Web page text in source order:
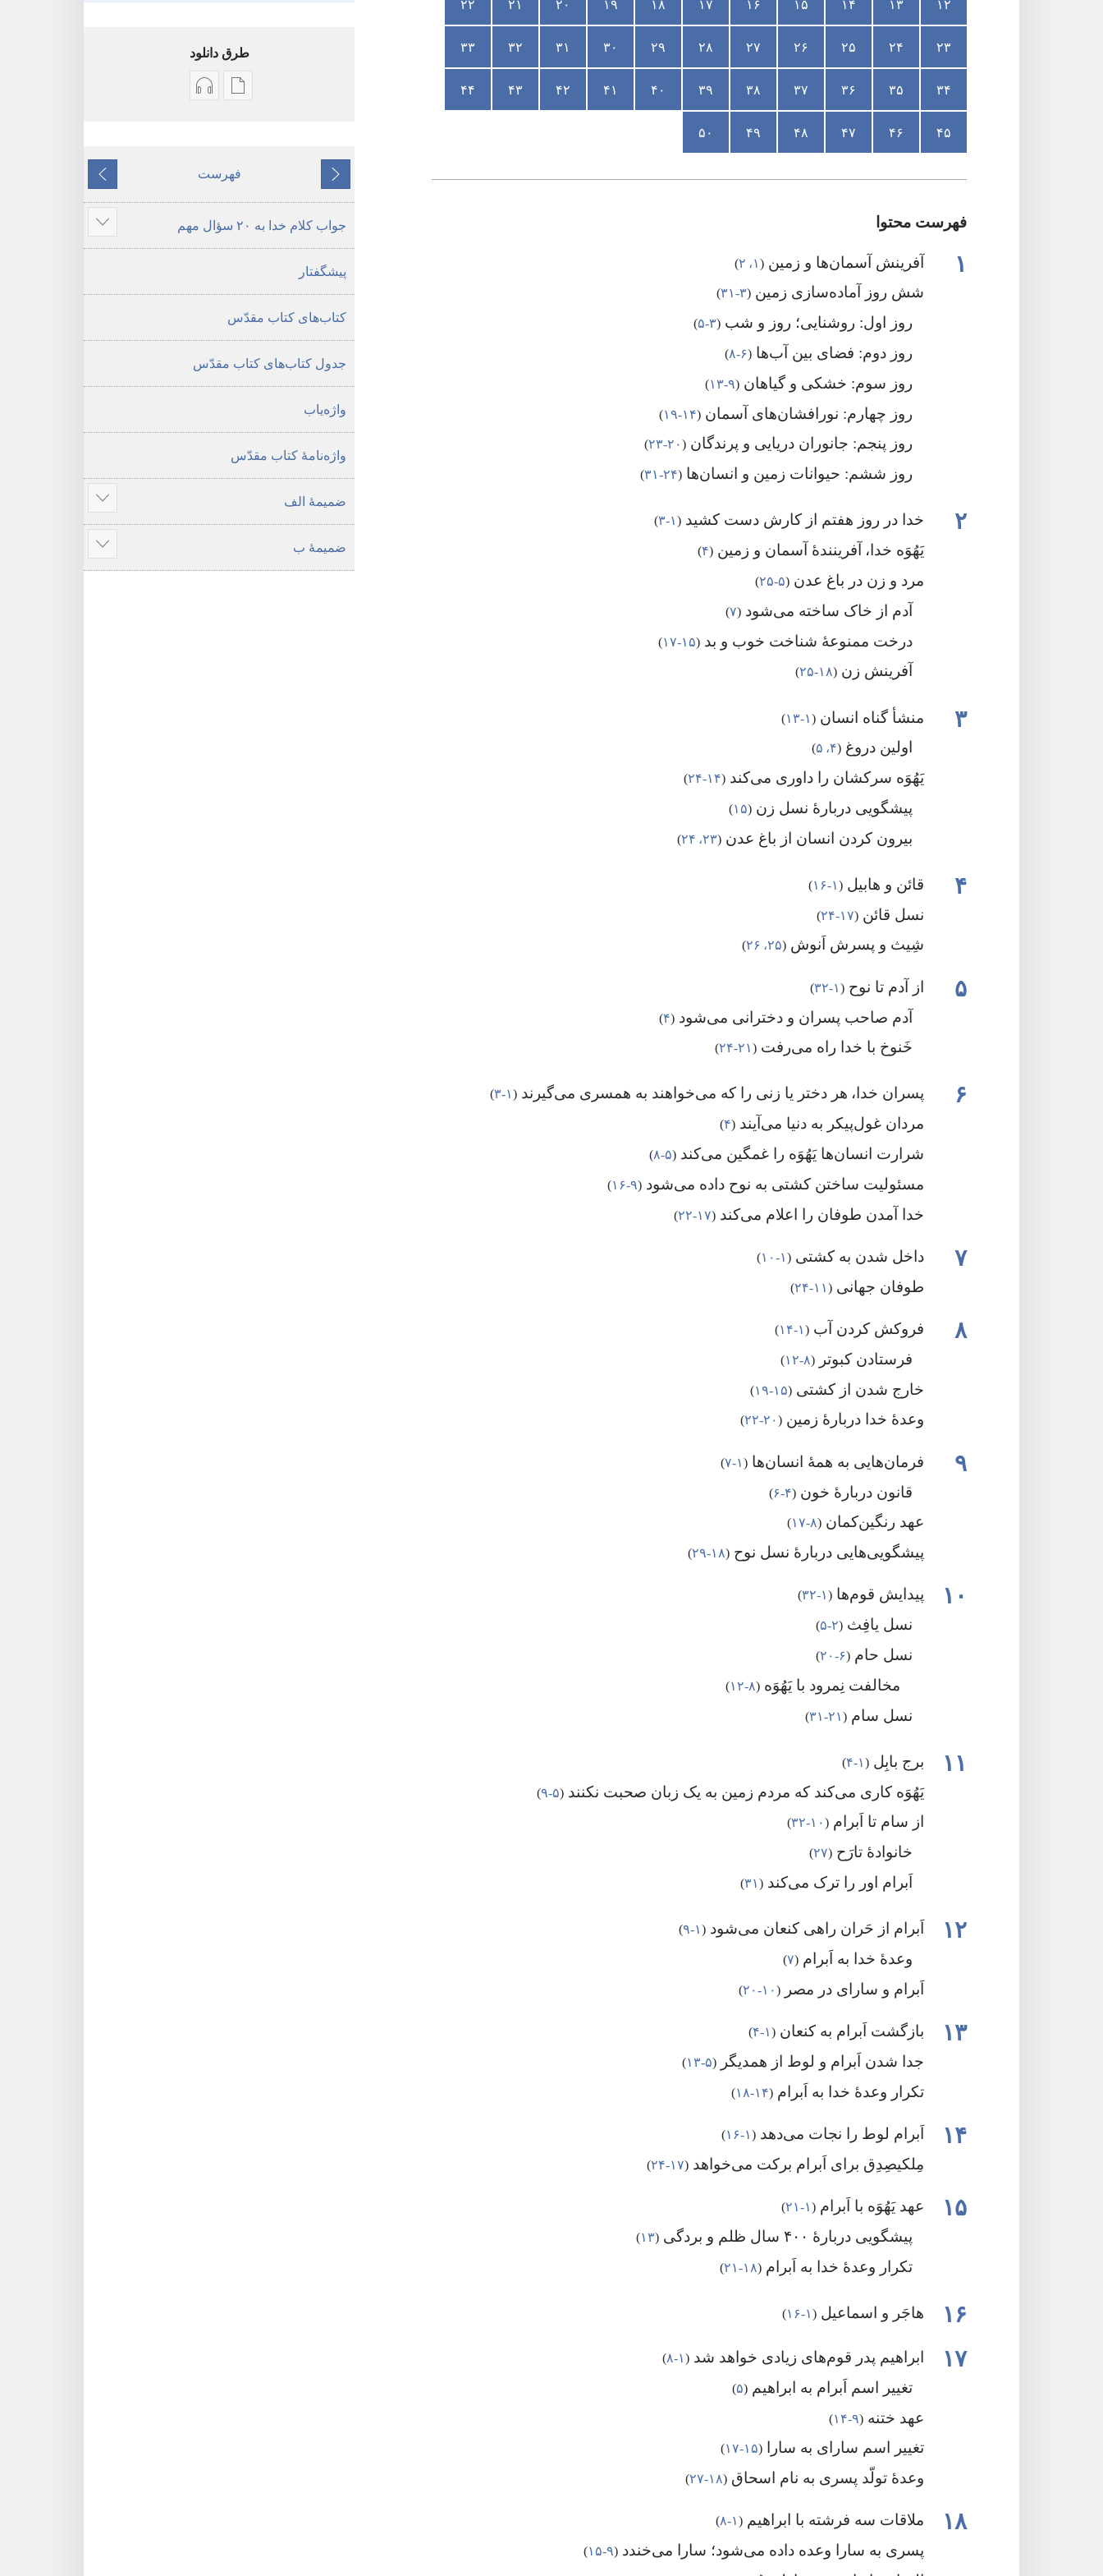
۱۲ ۱۳ ۱۴ ۱۵ ۱۶ ۱۷ ۱۸ ۱۹ ۲۰ ۲۱ ۲۲
۲۳ ۲۴ ۲۵ ۲۶ ۲۷ ۲۸ ۲۹ ۳۰ ۳۱ ۳۲ ۳۳
۳۴ ۳۵ ۳۶ ۳۷ ۳۸ ۳۹ ۴۰ ۴۱ ۴۲ ۴۳ ۴۴
۴۵ ۴۶ ۴۷ ۴۸ ۴۹ ۵۰
فهرست محتوا
۱ آفرینش آسمان‌ها و زمین ‏(‏۱،‏ ۲ ‏)‏
شش روز آماده‌سازی زمین ‏(‏۳-‏۳۱ ‏)‏
روز اول:‏ روشنایی؛‏ روز و شب‏(‏۳-‏۵ ‏)‏
روز دوم:‏ فضای بین آب‌ها‏(‏۶-‏۸ ‏)‏
روز سوم:‏ خشکی و گیاهان‏(‏۹-‏۱۳ ‏)‏
روز چهارم:‏ نورافشان‌های آسمان‏(‏۱۴-‏۱۹ ‏)‏
روز پنجم:‏ جانوران دریایی و پرندگان‏(‏۲۰-‏۲۳ ‏)‏
روز ششم:‏ حیوانات زمین و انسان‌ها‏(‏۲۴-‏۳۱ ‏)‏
۲ خدا در روز هفتم از کارش دست کشید ‏(‏۱-‏۳ ‏)‏
یَهُوَه خدا،‏ آفرینندهٔ آسمان و زمین ‏(‏۴‏)‏
مرد و زن در باغ عدن ‏(‏۵-‏۲۵ ‏)‏
آدم از خاک ساخته می‌شود‏(‏۷‏)‏
درخت ممنوعهٔ شناخت خوب و بد‏(‏۱۵-‏۱۷ ‏)‏
آفرینش زن‏(‏۱۸-‏۲۵ ‏)‏
۳ منشأ گناه انسان ‏(‏۱-‏۱۳ ‏)‏
اولین دروغ‏(‏۴،‏ ۵ ‏)‏
یَهُوَه سرکشان را داوری می‌کند ‏(‏۱۴-‏۲۴ ‏)‏
پیشگویی دربارهٔ نسل زن‏(‏۱۵‏)‏
بیرون کردن انسان از باغ عدن‏(‏۲۳،‏ ۲۴ ‏)‏
۴ قائن و هابیل ‏(‏۱-‏۱۶ ‏)‏
نسل قائن ‏(‏۱۷-‏۲۴ ‏)‏
شِیث و پسرش اَنوش ‏(‏۲۵،‏ ۲۶ ‏)‏
۵ از آدم تا نوح ‏(‏۱-‏۳۲ ‏)‏
آدم صاحب پسران و دخترانی می‌شود‏(‏۴‏)‏
خَنوخ با خدا راه می‌رفت‏(‏۲۱-‏۲۴ ‏)‏
۶ پسران خدا،‏ هر دختر یا زنی را که می‌خواهند به همسری می‌گیرند ‏(‏۱-‏۳ ‏)‏
مردان غول‌پیکر به دنیا می‌آیند ‏(‏۴‏)‏
شرارت انسان‌ها یَهُوَه را غمگین می‌کند ‏(‏۵-‏۸ ‏)‏
مسئولیت ساختن کشتی به نوح داده می‌شود ‏(‏۹-‏۱۶ ‏)‏
خدا آمدن طوفان را اعلام می‌کند ‏(‏۱۷-‏۲۲ ‏)‏
۷ داخل شدن به کشتی ‏(‏۱-‏۱۰ ‏)‏
طوفان جهانی ‏(‏۱۱-‏۲۴ ‏)‏
۸ فروکش کردن آب ‏(‏۱-‏۱۴ ‏)‏
فرستادن کبوتر‏(‏۸-‏۱۲ ‏)‏
خارج شدن از کشتی ‏(‏۱۵-‏۱۹ ‏)‏
وعدهٔ خدا دربارهٔ زمین ‏(‏۲۰-‏۲۲ ‏)‏
۹ فرمان‌هایی به همهٔ انسان‌ها ‏(‏۱-‏۷ ‏)‏
قانون دربارهٔ خون‏(‏۴-‏۶ ‏)‏
عهد رنگین‌کمان ‏(‏۸-‏۱۷ ‏)‏
پیشگویی‌هایی دربارهٔ نسل نوح ‏(‏۱۸-‏۲۹ ‏)‏
۱۰ پیدایش قوم‌ها ‏(‏۱-‏۳۲ ‏)‏
نسل یافِث‏(‏۲-‏۵ ‏)‏
نسل حام‏(‏۶-‏۲۰ ‏)‏
مخالفت نِمرود با یَهُوَه ‏(‏۸-‏۱۲ ‏)‏
نسل سام‏(‏۲۱-‏۳۱ ‏)‏
۱۱ برج بابِل ‏(‏۱-‏۴ ‏)‏
یَهُوَه کاری می‌کند که مردم زمین به یک زبان صحبت نکنند ‏(‏۵-‏۹ ‏)‏
از سام تا اَبرام ‏(‏۱۰-‏۳۲ ‏)‏
خانوادهٔ تارَح‏(‏۲۷‏)‏
اَبرام اور را ترک می‌کند‏(‏۳۱‏)‏
۱۲ اَبرام از حَران راهی کنعان می‌شود ‏(‏۱-‏۹ ‏)‏
وعدهٔ خدا به اَبرام‏(‏۷‏)‏
اَبرام و سارای در مصر ‏(‏۱۰-‏۲۰ ‏)‏
۱۳ بازگشت اَبرام به کنعان ‏(‏۱-‏۴ ‏)‏
جدا شدن اَبرام و لوط از همدیگر ‏(‏۵-‏۱۳ ‏)‏
تکرار وعدهٔ خدا به اَبرام ‏(‏۱۴-‏۱۸ ‏)‏
۱۴ اَبرام لوط را نجات می‌دهد ‏(‏۱-‏۱۶ ‏)‏
مِلکیصِدِق برای اَبرام برکت می‌خواهد ‏(‏۱۷-‏۲۴ ‏)‏
۱۵ عهد یَهُوَه با اَبرام ‏(‏۱-‏۲۱ ‏)‏
پیشگویی دربارهٔ ۴۰۰ سال ظلم و بردگی ‏(‏۱۳‏)‏
تکرار وعدهٔ خدا به اَبرام‏(‏۱۸-‏۲۱ ‏)‏
۱۶ هاجَر و اسماعیل ‏(‏۱-‏۱۶ ‏)‏
۱۷ ابراهیم پدر قوم‌های زیادی خواهد شد ‏(‏۱-‏۸ ‏)‏
تغییر اسم اَبرام به ابراهیم‏(‏۵‏)‏
عهد ختنه ‏(‏۹-‏۱۴ ‏)‏
تغییر اسم سارای به سارا ‏(‏۱۵-‏۱۷ ‏)‏
وعدهٔ تولّد پسری به نام اسحاق ‏(‏۱۸-‏۲۷ ‏)‏
۱۸ ملاقات سه فرشته با ابراهیم ‏(‏۱-‏۸ ‏)‏
پسری به سارا وعده داده می‌شود؛‏ سارا می‌خندد ‏(‏۹-‏۱۵ ‏)‏
طرق دانلود
گزینۀ
مقدّس
—‏
ترجمهٔ
دنیای
گزینۀ
مقدّس
—‏
ترجمهٔ
جدید
قبلی
فهرست
بعدی
جواب کلام خدا به ۲۰ سؤال مهم
نمای
پیشگفتار
کتاب‌های کتاب مقدّس
جدول کتاب‌های کتاب مقدّس
واژه‌یاب
واژه‌نامهٔ کتاب مقدّس
ضمیمهٔ الف
نمای
مطالب
ضمیمهٔ ب
نمای